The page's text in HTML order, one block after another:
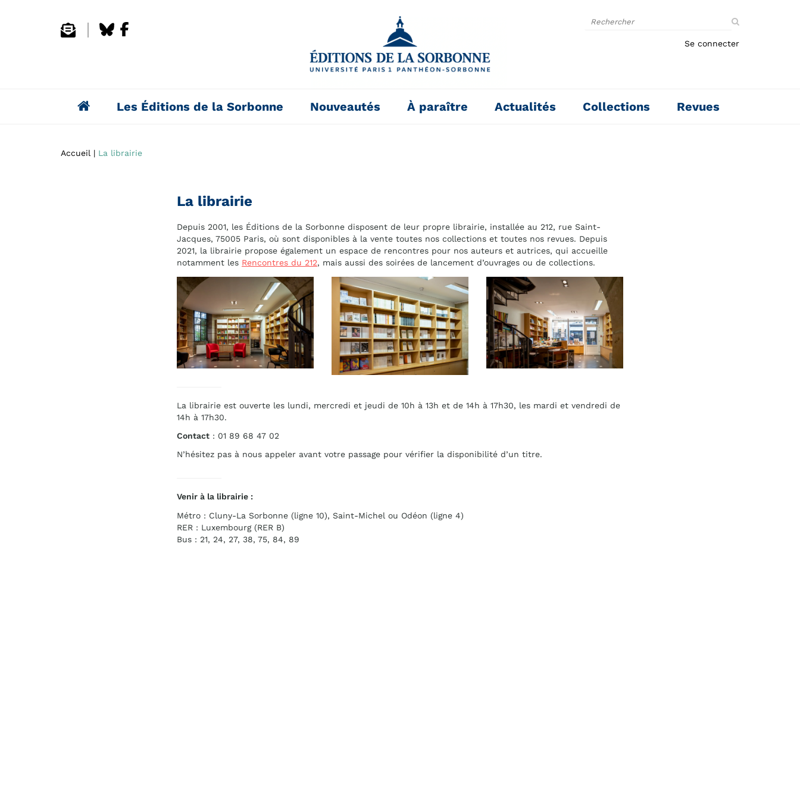
le
Se connecter
Les Éditions de la Sorbonne Nouveautés À paraître Actualités Collections Revues
Accueil La librairie
La librairie
Depuis 2001, les Éditions de la Sorbonne disposent de leur propre librairie, installée au 212, rue Saint-
Jacques, 75005 Paris, où sont disponibles à la vente toutes nos collections et toutes nos revues. Depuis
2021, la librairie propose également un espace de rencontres pour nos auteurs et autrices, qui accueille
notamment les Rencontres du 212, mais aussi des soirées de lancement d’ouvrages ou de collections.
La librairie est ouverte les lundi, mercredi et jeudi de 10h à 13h et de 14h à 17h30, les mardi et vendredi de
14h à 17h30.
Contact : 01 89 68 47 02
N’hésitez pas à nous appeler avant votre passage pour vérifier la disponibilité d’un titre.
Venir à la librairie :
Métro : Cluny-La Sorbonne (ligne 10), Saint-Michel ou Odéon (ligne 4)
RER : Luxembourg (RER B)
Bus : 21, 24, 27, 38, 75, 84, 89